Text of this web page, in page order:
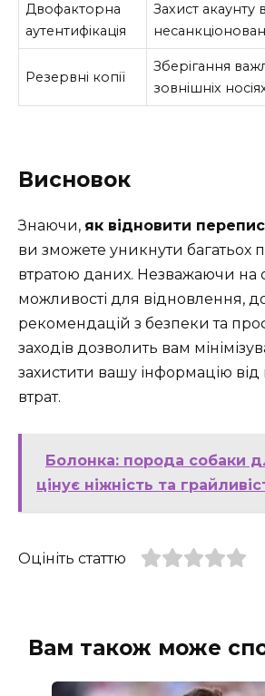
Двофакторна
аутентифікація
Захист акаунту
Резервні копії
Зберігання
зовнішніх
Висновок
Знаючи, як відновити
ви зможете уникнути багатьох
втратою даних. Незважаючи на
можливості для відновлення,
рекомендацій з безпеки та
заходів дозволить вам
захистити вашу інформацію
втрат.
Болонка: порода собаки
цінує ніжність та
Оцініть статтю
Вам також може